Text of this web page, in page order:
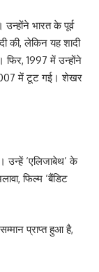
भारत के पूर्व
की, लेकिन यह शादी
फिर, 1997 में उन्होंने
2007 में टूट गई। शेखर
उन्हें ‘एलिजाबेथ’ के
फिल्म ‘बैंडिट
प्राप्त हुआ है,